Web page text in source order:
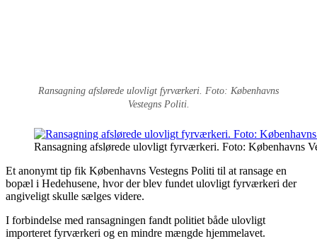
Ransagning afslørede ulovligt fyrværkeri. Foto: Københavns
Vestegns Politi.
Ransagning afslørede ulovligt fyrværkeri. Foto: Københavns
Et anonymt tip fik Københavns Vestegns Politi til at ransage en
bopæl i Hedehusene, hvor der blev fundet ulovligt fyrværkeri der
angiveligt skulle sælges videre.
I forbindelse med ransagningen fandt politiet både ulovligt
importeret fyrværkeri og en mindre mængde hjemmelavet.